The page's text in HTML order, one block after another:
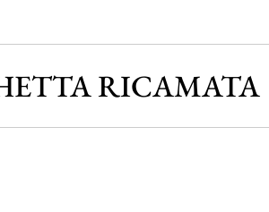
RICAMATA